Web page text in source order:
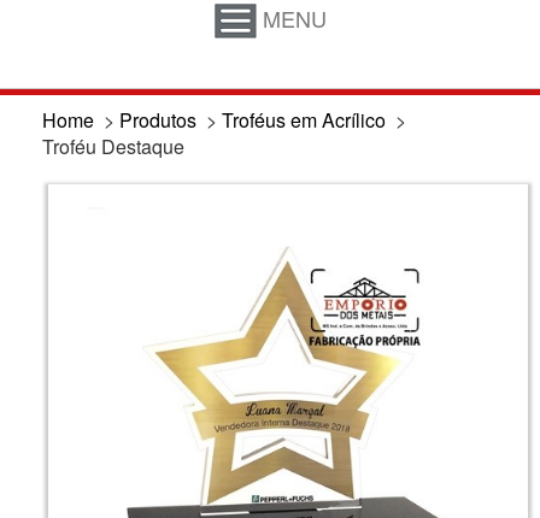
MENU
Home > Produtos > Troféus em Acrílico >
Troféu Destaque